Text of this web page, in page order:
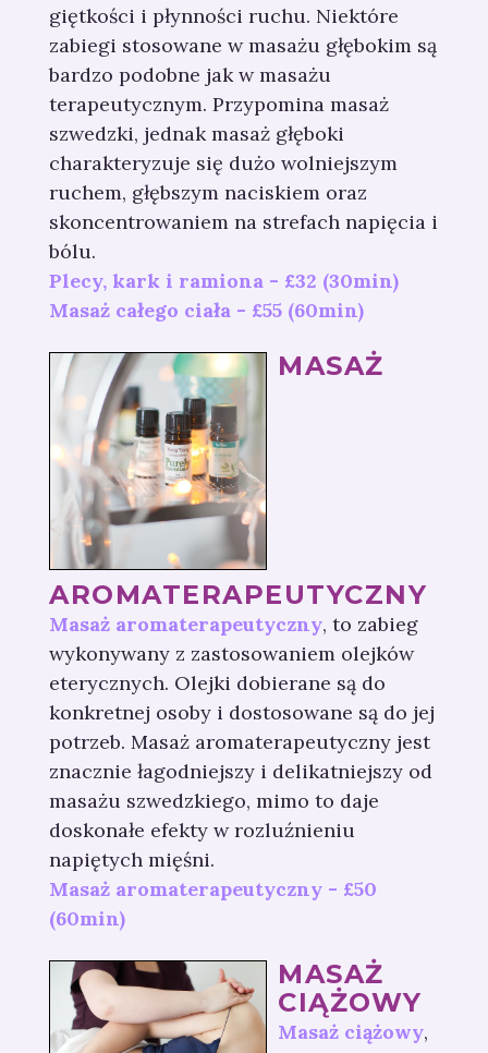
giętkości i płynności ruchu. Niektóre
zabiegi stosowane w masażu głębokim są
bardzo podobne jak w masażu
terapeutycznym. Przypomina masaż
szwedzki, jednak masaż głęboki
charakteryzuje się dużo wolniejszym
ruchem, głębszym naciskiem oraz
skoncentrowaniem na strefach napięcia i
bólu.
Plecy, kark i ramiona - £32 (30min)
Masaż całego ciała - £55 (60min)
MASAŻ
AROMATERAPEUTYCZNY
Masaż aromaterapeutyczny, to zabieg
wykonywany z zastosowaniem olejków
eterycznych. Olejki dobierane są do
konkretnej osoby i dostosowane są do jej
potrzeb. Masaż aromaterapeutyczny jest
znacznie łagodniejszy i delikatniejszy od
masażu szwedzkiego, mimo to daje
doskonałe efekty w rozluźnieniu
napiętych mięśni.
Masaż aromaterapeutyczny - £50
(60min)
MASAŻ
CIĄŻOWY
Masaż ciążowy,